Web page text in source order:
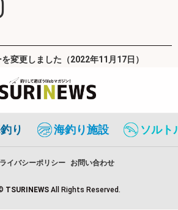
変更しました（2022年11月17日）
り 海釣り施設 ソルト
イバシーポリシー お問い合わせ
TSURINEWS All Rights Reserved.